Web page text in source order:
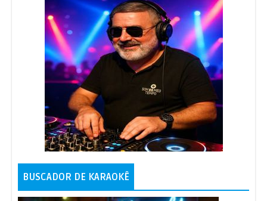
31 Momentos - Andrea Bocelli
32 Mi manchi - Andrea Bocelli, Kenny G
33 L'appuntamento - Andrea Bocelli
34
Canzoni stonate - Andrea Bocelli, Stevie
Wonder
35 Solamente Una Vez - Andrea Bocelli
Contigo En La Distancia - Andrea Bocelli,
BUSCADOR DE KARAOKÊ